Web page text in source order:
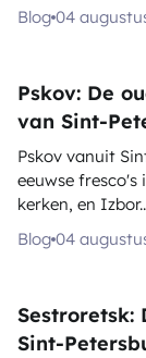
Blog 04
Pskov: De
van Sint-
Pskov vanuit
eeuwse fresco's
kerken, en
Blog 04
Sestroretsk:
Sint-